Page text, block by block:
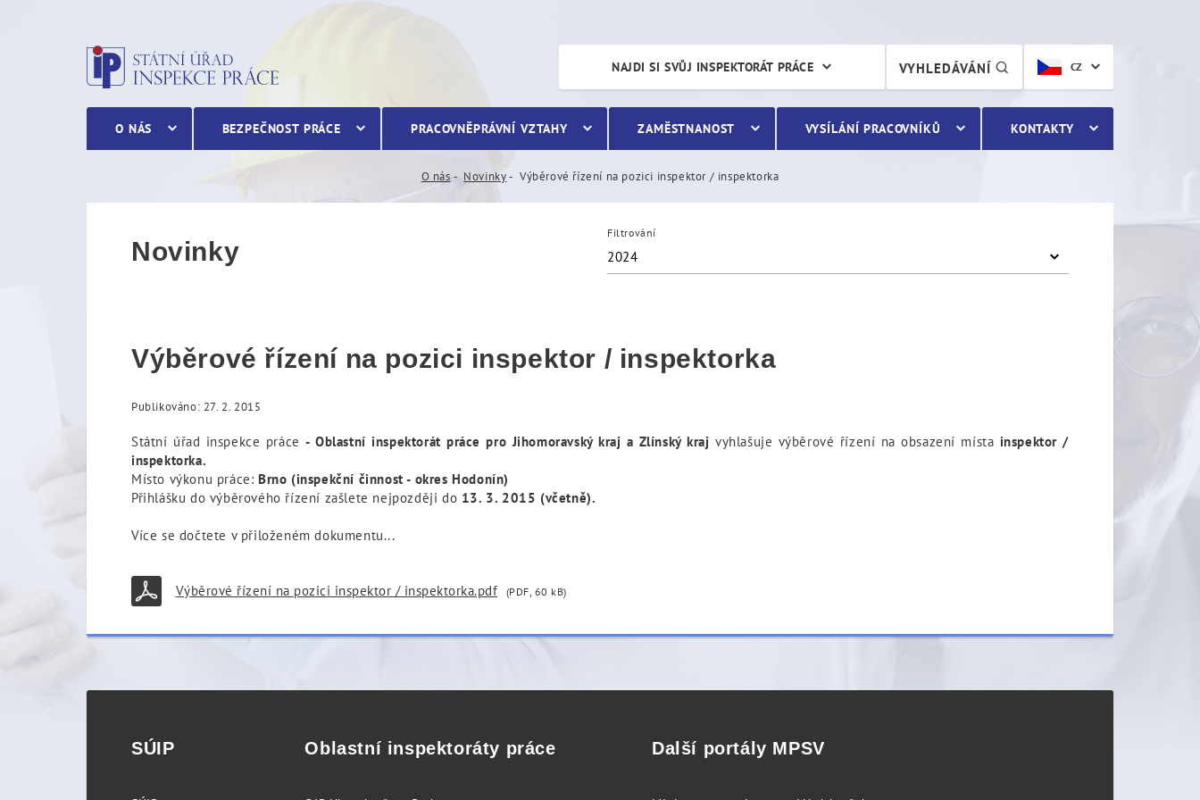
Výběrové řízení na pozici inspektor / inspektorka
CZ
VYHLEDÁVÁNÍ
NAJDI SI SVŮJ INSPEKTORÁT PRÁCE
O NÁS BEZPEČNOST PRÁCE PRACOVNĚPRÁVNÍ VZTAHY ZAMĚSTNANOST VYSÍLÁNÍ PRACOVNÍKŮ KONTAKTY
O nás Novinky Výběrové řízení na pozici inspektor / inspektorka
Novinky
Filtrování
2024
Výběrové řízení na pozici inspektor / inspektorka
Publikováno: 27. 2. 2015
Státní úřad inspekce práce- Oblastní inspektorát práce pro Jihomoravský kraj a Zlínský kraj vyhlašuje výběrové řízení na obsazení místa inspektor /
inspektorka.
Místo výkonu práce: Brno (inspekční činnost - okres Hodonín)
Přihlášku do výběrového řízení zašlete nejpozději do 13. 3. 2015 (včetně).
Více se dočtete v přiloženém dokumentu...
Výběrové řízení na pozici inspektor / inspektorka.pdf (PDF, 60 kB)
SÚIP Oblastní inspektoráty práce Další portály MPSV